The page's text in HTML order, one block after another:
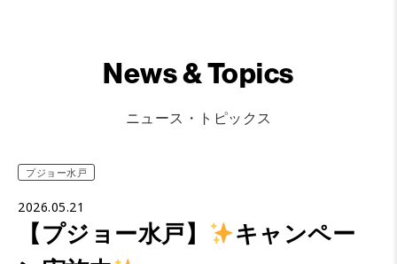
News & Topics
ニュース・トピックス
プジョー水戸
2026.05.21
【プジョー水戸】
キャンペー